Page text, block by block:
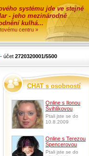
systému jde ve stejné
- jeho mezinárodně
kulhá...
centru »
- účet 2720320001/5500
CHAT s osobností
Online s Ilonou
Švihlíkovou
Ptali jste se do
10.8.2009
Online s Terezou
Spencerovou
Ptali jste se do